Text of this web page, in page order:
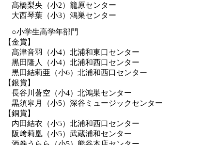
髙橋梨央（小2）籠原センター
大西琴葉（小3）鴻巣センター
○小学生高学年部門
【金賞】
髙津音羽（小4）北浦和東口センター
黒田隆人（小4）北浦和西口センター
黒田結莉亜（小6）北浦和西口センター
【銀賞】
長谷川蒼空（小4）北鴻巣センター
黒須皐月（小5）深谷ミュージックセンター
【銅賞】
内田結衣（小5）北浦和西口センター
阪﨑莉凰（小5）武蔵浦和センター